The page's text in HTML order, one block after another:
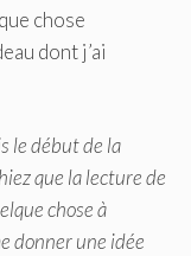
chose
dont j’ai
le début de la
que la lecture de
chose à
donner une idée